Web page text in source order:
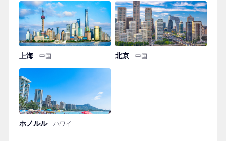
上海 中国 北京 中国
ホノルル ハワイ